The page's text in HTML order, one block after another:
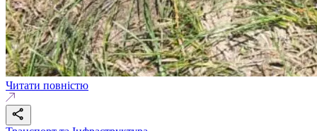
Читати повністю